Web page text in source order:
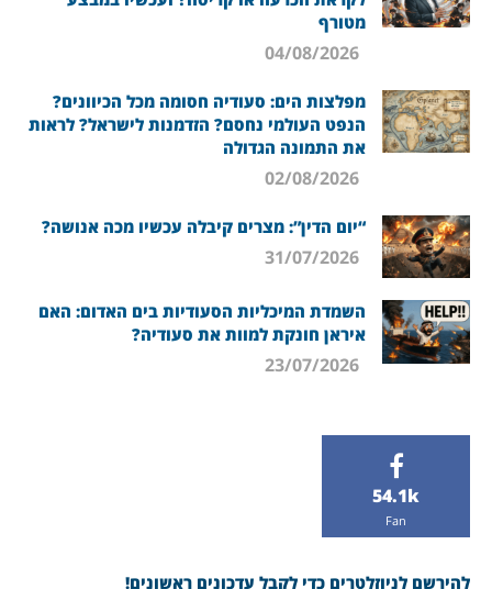
מטורף
מפלצות הים: סעודיה חסומה מכל הכיוונים?
הנפט העולמי נחסם? הזדמנות לישראל? לראות
את התמונה הגדולה
“יום הדין”: מצרים קיבלה עכשיו מכה אנושה?
השמדת המיכליות הסעודיות בים האדום: האם
איראן חונקת למוות את סעודיה?
54.1k
Fan
להירשם לניוזלטרים כדי לקבל עדכונים ראשונים!